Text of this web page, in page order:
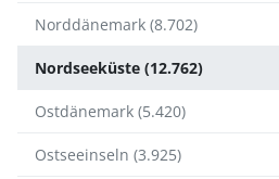
Norddänemark (8.702)
Nordseeküste (12.762)
Ostdänemark (5.420)
Ostseeinseln (3.925)